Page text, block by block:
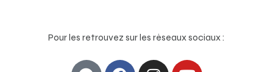
Pour les retrouvez sur les réseaux sociaux :